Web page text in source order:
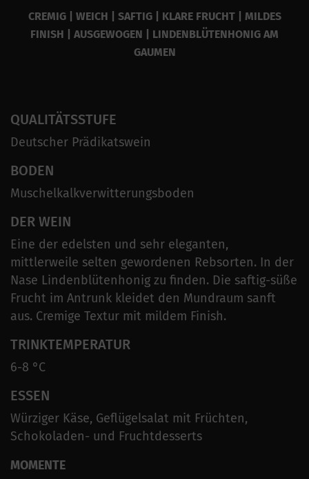
CREMIG | WEICH | SAFTIG | KLARE FRUCHT | MILDES
FINISH | AUSGEWOGEN | LINDENBLÜTENHONIG AM
GAUMEN
QUALITÄTSSTUFE
Deutscher Prädikatswein
BODEN
Muschelkalkverwitterungsboden
DER WEIN
Eine der edelsten und sehr eleganten,
mittlerweile selten gewordenen Rebsorten. In der
Nase Lindenblütenhonig zu finden. Die saftig-süße
Frucht im Antrunk kleidet den Mundraum sanft
aus. Cremige Textur mit mildem Finish.
TRINKTEMPERATUR
6-8 °C
ESSEN
Würziger Käse, Geflügelsalat mit Früchten,
Schokoladen- und Fruchtdesserts
MOMENTE